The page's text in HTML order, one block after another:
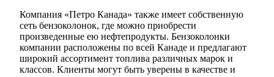
Компания «Петро Канада» также имеет собственную
сеть бензоколонок, где можно приобрести
произведенные ею нефтепродукты. Бензоколонки
компании расположены по всей Канаде и предлагают
широкий ассортимент топлива различных марок и
классов. Клиенты могут быть уверены в качестве и